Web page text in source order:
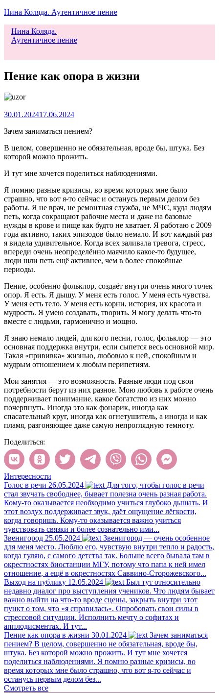
Нина Коляда. Аутентичное пение
Нина Коляда.
Аутентичное пение
Пение как опора в жизни
30.01.202417.06.2024
Зачем заниматься пением?
В целом, совершенно не обязательная, вроде бы, штука. Без
которой можно прожить.
И тут мне хочется поделиться наблюдениями.
Я помню разные кризисы, во время которых мне было
страшно, что вот я-то сейчас и останусь первым делом без
работы. Я не врач, не ремонтная служба, не МЧС, куда людям
петь, когда сокращают рабочие места и даже на базовые
нужды в крове и пище как будто не хватает. Я работаю с 2009
года активно, таких эпизодов было немало. И вот каждый раз
я видела удивительное. Когда всех заливала тревога, стресс,
впереди очень неопределённо маячило какое-то будущее,
люди шли петь ещё активнее, чем в более спокойные
периоды.
Пение, особенно фольклор, создаёт внутри очень много точек
опор. Я есть. Я дышу. У меня есть голос. У меня есть чувства.
У меня есть тело. У меня есть корни, история, их красота и
мудрость. Я умею создавать, творить. Я могу делать что-то
вместе с людьми, гармонично и мощно.
Я знаю немало людей, для кого песни, голос, фольклор — это
основная поддержка внутри, если сыпется весь основной мир.
Такая «прививка» жизнью, любовью к ней, спокойным и
мудрым отношением к любым перипетиям.
Мои занятия — это возможность. Разные люди под свои
потребности берут из них разное. Мою любовь к работе очень
поддерживает понимание, какое богатство из них можно
почерпнуть. Иногда это как фонарик, иногда как
спасательный круг, иногда как огнетушитель, а иногда и как
пламя, разгоняющее даже самую непроглядную темноту.
Поделиться:
Интересности
Голос в речи 26.05.2024
Для того, чтобы голос в речи
стал звучать свободнее, бывает полезна очень разная работа.
Кому-то оказывается необходимо учиться глубоко дышать. И
этот воздух поддерживает звук, даёт ощущение лёгкости,
когда говоришь. Кому-то оказывается важно учиться
чувствовать связки и более сознательно ими...
Звенигород 25.05.2024
Звенигород — очень особенное
для меня место. Люблю его, чувствую внутри тепло и радость,
когда гуляю, с самого детства так. Больше всего бывала там в
окрестностях биостанции МГУ, потому что папа к ней имел
отношение, а ещё в окрестностях Саввино-Сторожевского...
Выход на публику 12.05.2024
Был тут относительно
недавно диалог про выступления учеников. Что людям бывает
важно выйти на что-то вроде сцены, закрыть внутри этот
пункт о том, что «я справилась». Опробовать свои силы в
стрессовой ситуации. Исполнить мечту о софитах и
апплодисментах. И тут...
Пение как опора в жизни 30.01.2024
Зачем заниматься
пением? В целом, совершенно не обязательная, вроде бы,
штука. Без которой можно прожить. И тут мне хочется
поделиться наблюдениями. Я помню разные кризисы, во
время которых мне было страшно, что вот я-то сейчас и
останусь первым делом без...
Смотреть все